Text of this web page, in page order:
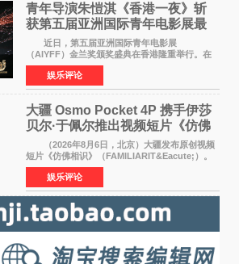
青年导演朱愷淇《香港一夜》斩
获第五届亚洲国际青年电影展最
佳剧本改编奖
近日，第五届亚洲国际青年电影展
（AIYFF）金兰奖颁奖盛典在香港隆重举行。在
这场汇聚数百位海内外电影人、文化界人士及媒
体代表的亚洲青年影视盛会上，香港本土电影
《香港一夜》（Dawn in Ho
娱乐评论
大疆 Osmo Pocket 4P 携手伊莎
贝尔·于佩尔推出视频短片《仿佛
相识》
（2026年8月6日，北京）大疆发布原创视频
短片《仿佛相识》（FAMILIARIT&Eacute;）。
视频短片由戛纳国际电影节最佳女演员伊莎贝尔·
于佩尔（Isabelle Huppert）主演，全程使用大
疆首款双主摄口
娱乐评论